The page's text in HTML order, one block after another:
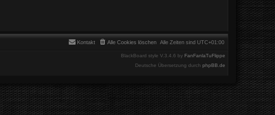
Alle Zeiten sind UTC+01:00
Alle Cookies löschen
Kontakt
BlackBoard style V.3.4.6 by FanFanlaTuFlippe
Deutsche Übersetzung durch phpBB.de